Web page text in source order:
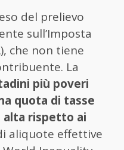
del prelievo
sull’Imposta
che non tiene
La
più poveri
quota di tasse
alta rispetto ai
aliquote effettive